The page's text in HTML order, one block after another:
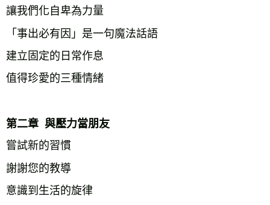
讓我們化自卑為力量
「事出必有因」是一句魔法話語
建立固定的日常作息
值得珍愛的三種情緒
第二章  與壓力當朋友
嘗試新的習慣
謝謝您的教導
意識到生活的旋律